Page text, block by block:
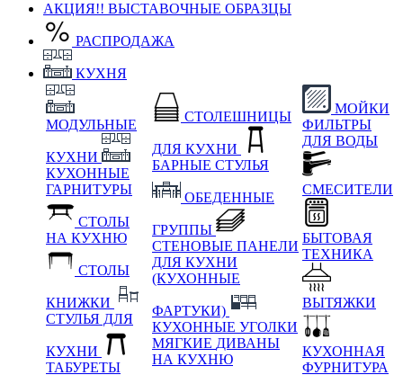
АКЦИЯ!! ВЫСТАВОЧНЫЕ ОБРАЗЦЫ
РАСПРОДАЖА
КУХНЯ
МОДУЛЬНЫЕ
КУХНИ
КУХОННЫЕ
ГАРНИТУРЫ
СТОЛЫ
НА КУХНЮ
СТОЛЫ
КНИЖКИ
СТУЛЬЯ ДЛЯ
КУХНИ
ТАБУРЕТЫ
СТОЛЕШНИЦЫ
ДЛЯ КУХНИ
БАРНЫЕ СТУЛЬЯ
ОБЕДЕННЫЕ
ГРУППЫ
СТЕНОВЫЕ ПАНЕЛИ
ДЛЯ КУХНИ
(КУХОННЫЕ
ФАРТУКИ)
КУХОННЫЕ УГОЛКИ
МЯГКИЕ ДИВАНЫ
НА КУХНЮ
МОЙКИ
ФИЛЬТРЫ
ДЛЯ ВОДЫ
СМЕСИТЕЛИ
БЫТОВАЯ
ТЕХНИКА
ВЫТЯЖКИ
КУХОННАЯ
ФУРНИТУРА